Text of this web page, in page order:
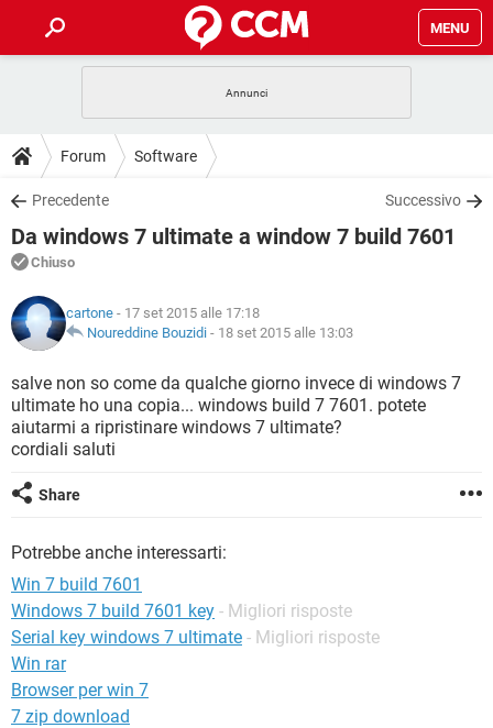
MENU
INTRATTENIMENTO
iOS
INSTAGRAM WHATSAPP
TIKTOK
HARDWARE
GUIDE
COVID-19
iOS
INSTAGRAM
TIKTOK FACEBOOK
DOWNLOAD
COVID-19 GAMING
INTRATTENIMENTO
iOS
INSTAGRAM
TIKTOK FACEBOOK
HARDWARE
FORUM
COVID-19
INTRATTENIMENTO ANDROID
INSTAGRAM WHATSAPP
TIKTOK
HARDWARE
GLOSSARIO
COVID-19
INTRATTENIMENTO ANDROID
iOS WINDOWS 10
TIKTOK
Forum Software
Precedente Successivo
Da windows 7 ultimate a window 7 build 7601
Chiuso
cartone - 17 set 2015 alle 17:18
Noureddine Bouzidi - 18 set 2015 alle 13:03
salve non so come da qualche giorno invece di windows 7
ultimate ho una copia... windows build 7 7601. potete
aiutarmi a ripristinare windows 7 ultimate?
cordiali saluti
Share
Potrebbe anche interessarti:
Win 7 build 7601
Windows 7 build 7601 key - Migliori risposte
Serial key windows 7 ultimate - Migliori risposte
Win rar
Browser per win 7
7 zip download